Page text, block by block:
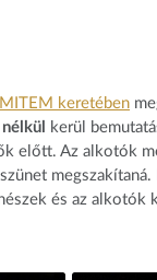
MITEM keretében
kerül
előtt. Az alkotók
és az alkotók